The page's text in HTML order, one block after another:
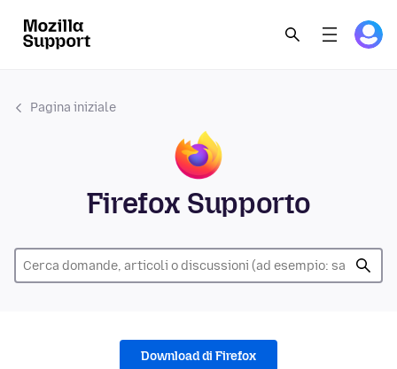
Pagina iniziale
Firefox Supporto
Download di Firefox